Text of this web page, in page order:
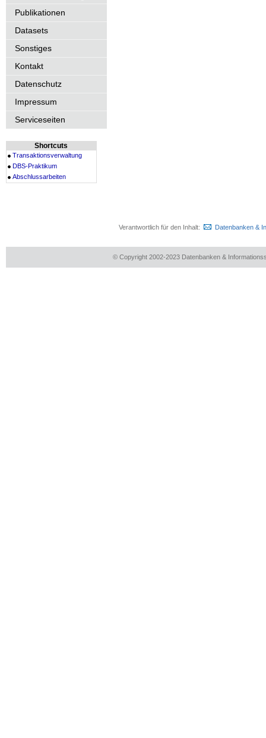
Publikationen
Datasets
Sonstiges
Kontakt
Datenschutz
Impressum
Serviceseiten
Shortcuts
Transaktionsverwaltung
DBS-Praktikum
Abschlussarbeiten
Verantwortlich für den Inhalt: Datenbanken &
© Copyright 2002-2023 Datenbanken &